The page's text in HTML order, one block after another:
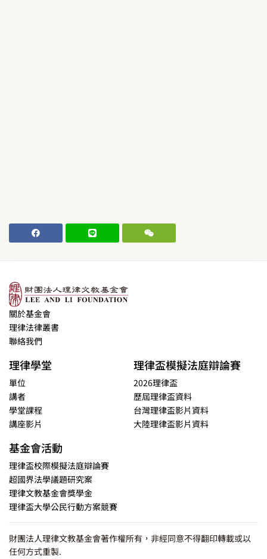
關於基金會
理律法律叢書
聯絡我們
理律學堂
單位
講者
學堂課程
講座影片
理律盃模擬法庭辯論賽
2026理律盃
歷屆理律盃資料
台灣理律盃影片資料
大陸理律盃影片資料
基金會活動
理律盃校際模擬法庭辯論賽
超國界法學議題研究案
理律文教基金會獎學金
理律盃大學公民行動方案競賽
財團法人理律文教基金會著作權所有，非經同意不得翻印轉載或以
任何方式重製.